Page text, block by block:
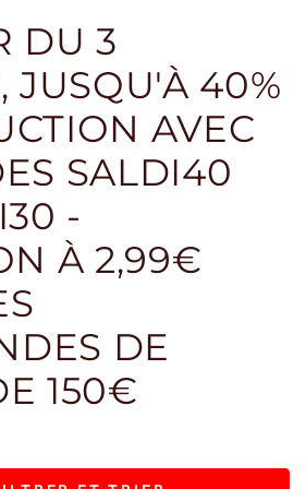
DU 3
JUSQU'À 40%
AVEC
SALDI40
-
À 2,99€
DE
150€